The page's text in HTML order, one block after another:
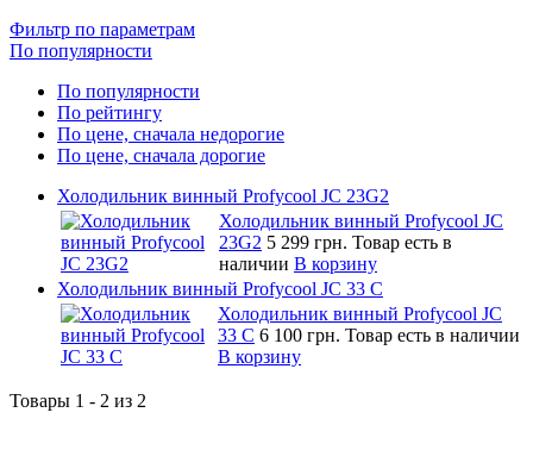
Фильтр по параметрам
По популярности
По популярности
По рейтингу
По цене, сначала недорогие
По цене, сначала дорогие
Холодильник винный Profycool JC 23G2
Холодильник винный Profycool JC
23G2 5 299 грн. Товар есть в
наличии В корзину
Холодильник винный Profycool JC 33 C
Холодильник винный Profycool JC
33 C 6 100 грн. Товар есть в наличии
В корзину
Товары 1 - 2 из 2